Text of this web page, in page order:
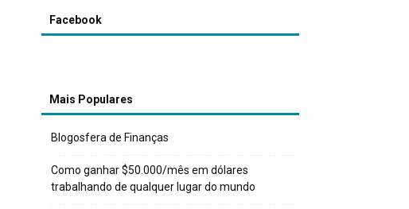
Facebook
Mais Populares
Blogosfera de Finanças
Como ganhar $50.000/mês em dólares
trabalhando de qualquer lugar do mundo